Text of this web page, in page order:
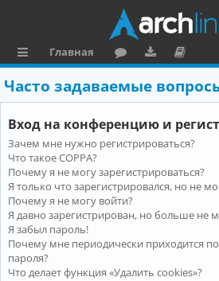
ы
л
к
и
Главная
ру
м
ру
зк
и
ку
м
е
н
та
ц
и
я
Часто задаваемые
Вход на конференцию и
Зачем мне нужно регистрироваться?
Что такое COPPA?
Почему я не могу зарегистрироваться?
Я только что зарегистрировался, но не
Почему я не могу войти?
Я давно зарегистрирован, но больше не
Я забыл пароль!
Почему мне периодически приходится
пароля?
Что делает функция «Удалить cookies»?